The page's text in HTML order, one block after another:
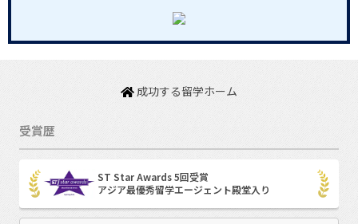
成功する留学ホーム
受賞歴
ST Star Awards 5回受賞
アジア最優秀留学エージェント殿堂入り